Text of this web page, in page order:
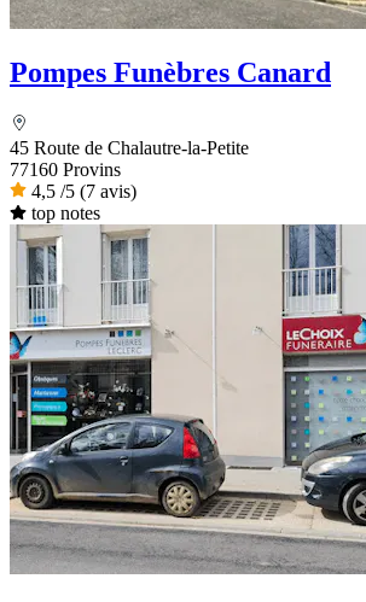
Pompes Funèbres Canard
45 Route de Chalautre-la-Petite
77160 Provins
4,5 /5 (7 avis)
top notes